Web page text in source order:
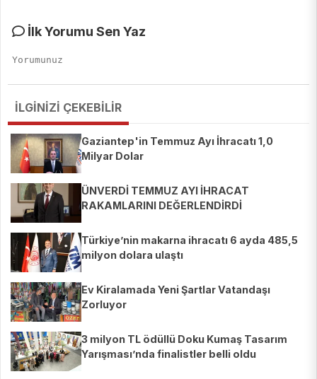
İlk Yorumu Sen Yaz
İLGİNİZİ ÇEKEBİLİR
Gaziantep'in Temmuz Ayı İhracatı 1,0
Milyar Dolar
ÜNVERDİ TEMMUZ AYI İHRACAT
RAKAMLARINI DEĞERLENDİRDİ
Türkiye’nin makarna ihracatı 6 ayda 485,5
milyon dolara ulaştı
Ev Kiralamada Yeni Şartlar Vatandaşı
Zorluyor
3 milyon TL ödüllü Doku Kumaş Tasarım
Yarışması’nda finalistler belli oldu